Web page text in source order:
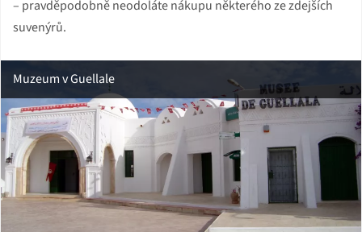
– pravděpodobně neodoláte nákupu některého ze zdejších
suvenýrů.
Muzeum v Guellale